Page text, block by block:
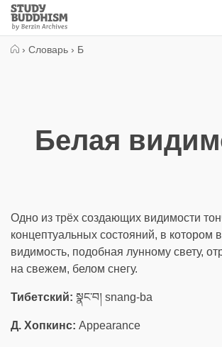
Close
Study
Buddhism
› Словарь › Б
Белая
Одно из трёх создающих видимости
концептуальных состояний, в котором
видимость, подобная лунному свету,
на свежем, белом снегу.
Тибетский: སྣང་བ། snang-ba
Д. Хопкинс: Appearance